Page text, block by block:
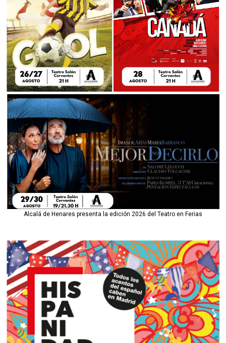
Alcalá de Henares presenta la edición 2026 del Teatro en Ferias